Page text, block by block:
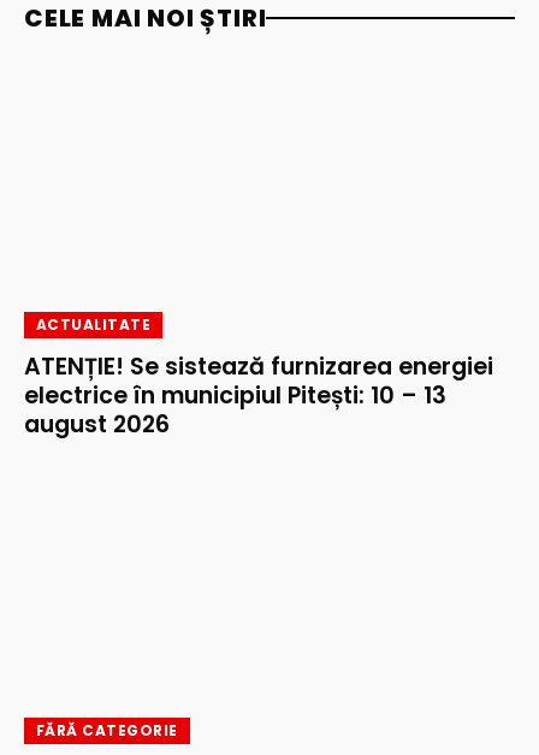
CELE MAI NOI ȘTIRI
ACTUALITATE
ATENȚIE! Se sistează furnizarea energiei
electrice în municipiul Pitești: 10 – 13
august 2026
FĂRĂ CATEGORIE